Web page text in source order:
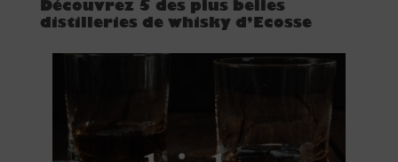
Découvrez 5 des plus belles
distilleries de whisky d’Ecosse